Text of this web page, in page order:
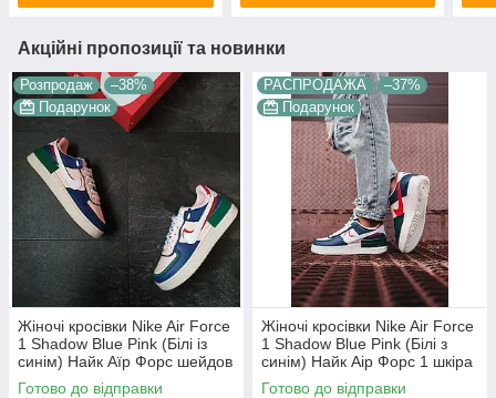
Акційні пропозиції та новинки
Розпродаж
–38%
Подарунок
Жіночі кросівки Nike Air Force
1 Shadow Blue Pink (Білі із
синім) Найк Аїр Форс шейдов
шкіра демісезон
Готово до відправки
РАСПРОДАЖА
–37%
Подарунок
Жіночі кросівки Nike Air Force
1 Shadow Blue Pink (Білі з
синім) Найк Аір Форс 1 шкіра
демісезон 36-39 розмір
Готово до відправки